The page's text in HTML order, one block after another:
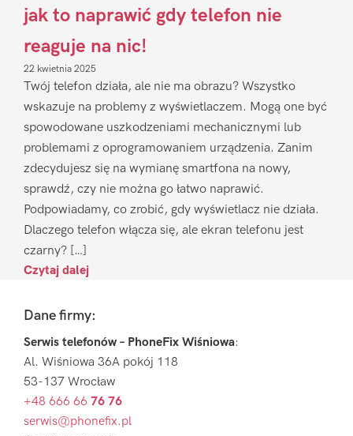
jak to naprawić gdy telefon nie
reaguje na nic!
22 kwietnia 2025
Twój telefon działa, ale nie ma obrazu? Wszystko
wskazuje na problemy z wyświetlaczem. Mogą one być
spowodowane uszkodzeniami mechanicznymi lub
problemami z oprogramowaniem urządzenia. Zanim
zdecydujesz się na wymianę smartfona na nowy,
sprawdź, czy nie można go łatwo naprawić.
Podpowiadamy, co zrobić, gdy wyświetlacz nie działa.
Dlaczego telefon włącza się, ale ekran telefonu jest
czarny? […]
Czytaj dalej
FooterDane firmy:
Serwis telefonów – PhoneFix Wiśniowa:
Al. Wiśniowa 36A pokój 118
53-137 Wrocław
+48 666 66 76 76
serwis@phonefix.pl